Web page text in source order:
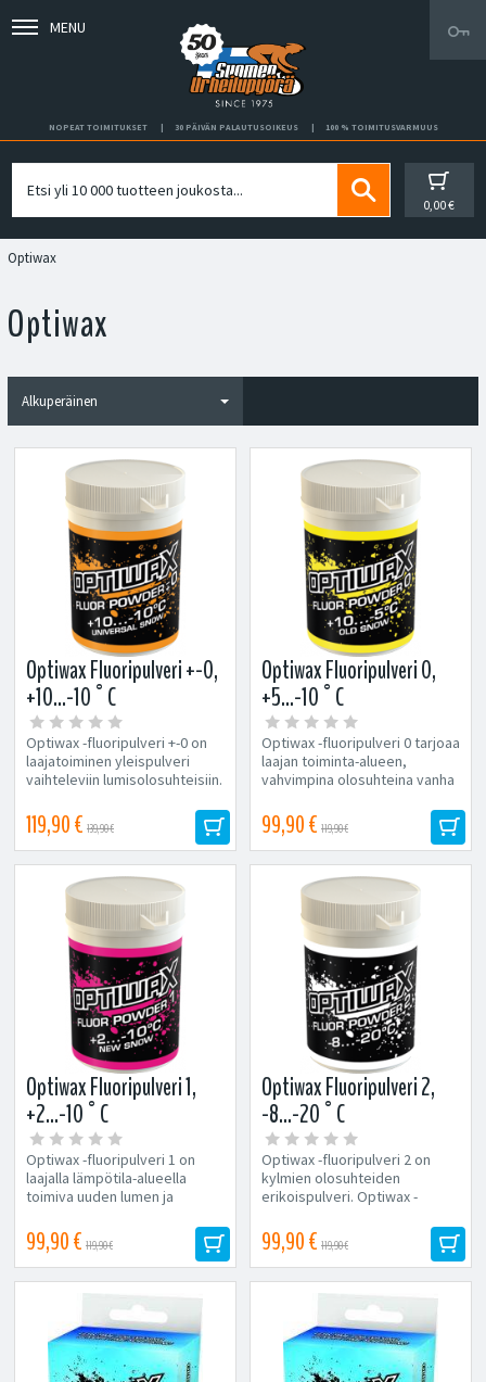
MENU
NOPEAT TOIMITUKSET 30 PÄIVÄN PALAUTUSOIKEUS 100 % TOIMITUSVARMUUS
0,00 €
Optiwax
Optiwax
Optiwax Fluoripulveri +-0,
+10...-10°C
Optiwax -fluoripulveri +-0 on
laajatoiminen yleispulveri
vaihteleviin lumisolosuhteisiin.
119,90 € 139,90 €
Optiwax Fluoripulveri 0,
+5...-10°C
Optiwax -fluoripulveri 0 tarjoaa
laajan toiminta-alueen,
vahvimpina olosuhteina vanha
kosteuspitoisuus....
99,90 € 119,90 €
Optiwax Fluoripulveri 1,
+2...-10°C
Optiwax -fluoripulveri 1 on
laajalla lämpötila-alueella
toimiva uuden lumen ja
99,90 € 119,90 €
Optiwax Fluoripulveri 2,
-8...-20°C
Optiwax -fluoripulveri 2 on
kylmien olosuhteiden
erikoispulveri. Optiwax -
kilpahiihtoon....
99,90 € 119,90 €